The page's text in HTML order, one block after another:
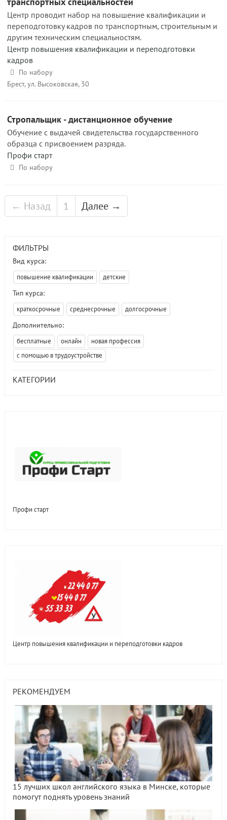
Центр проводит набор на повышение квалификации и
переподготовку кадров по транспортным, строительным и
другим техническим специальностям.
Центр повышения квалификации и переподготовки
кадров
По набору
Брест, ул. Высоковская, 30
Стропальщик - дистанционное обучение
Обучение с выдачей свидетельства государственного
образца с присвоением разряда.
Профи старт
По набору
← Назад 1 Далее →
ФИЛЬТРЫ
Вид курса:
повышение квалификации детские
Тип курса:
краткосрочные среднесрочные долгосрочные
Дополнительно:
бесплатные онлайн
новая профессия
с помощью в трудоустройстве
КАТЕГОРИИ
Профи старт
Центр повышения квалификации и переподготовки кадров
РЕКОМЕНДУЕМ
15 лучших школ английского языка в Минске, которые
помогут поднять уровень знаний